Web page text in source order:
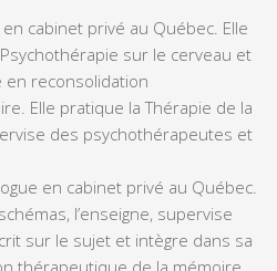
cabinet privé au Québec. Elle
Psychothérapie sur le cerveau et
reconsolidation
Elle pratique la Thérapie de la
des psychothérapeutes et
en cabinet privé au Québec.
l’enseigne, supervise
sur le sujet et intègre dans sa
thérapeutique de la mémoire.